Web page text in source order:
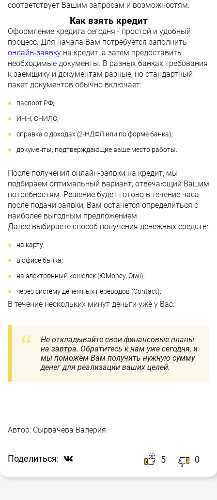
соответствует Вашим запросам и возможностям.
Как взять кредит
Оформление кредита сегодня - простой и удобный
процесс. Для начала Вам потребуется заполнить
онлайн-заявку на кредит, а затем предоставить
необходимые документы. В разных банках требования
к заемщику и документам разные, но стандартный
пакет документов обычно включает:
паспорт РФ;
ИНН, СНИЛС;
справка о доходах (2-НДФЛ или по форме банка);
документы, подтверждающие ваше место работы.
После получения онлайн-заявки на кредит, мы
подбираем оптимальный вариант, отвечающий Вашим
потребностям. Решение будет готово в течение часа
после подачи заявки, Вам останется определиться с
наиболее выгодным предложением.
Далее выбираете способ получения денежных средств:
на карту;
в офисе банка;
на электронный кошелек (ЮMoney, Qiwi);
через систему денежных переводов (Contact).
В течение нескольких минут деньги уже у Вас.
Не откладывайте свои финансовые планы
на завтра. Обратитесь к нам уже сегодня, и
мы поможем Вам получить нужную сумму
денег для реализации ваших целей.
Автор: Сырвачева Валерия
Поделиться: 5 0